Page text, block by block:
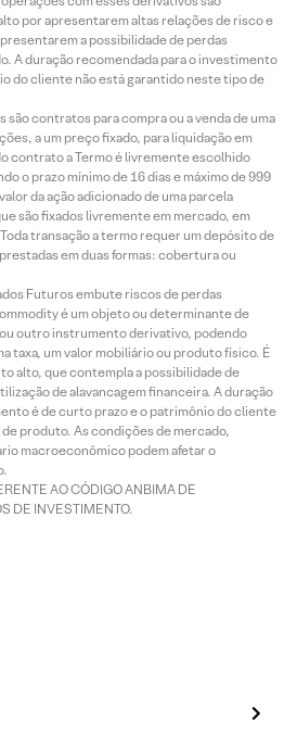
por apresentarem altas relações de risco e
a possibilidade de perdas
A duração recomendada para o investimento
do cliente não está garantido neste tipo de
contratos para compra ou a venda de uma
a um preço fixado, para liquidação em
contrato a Termo é livremente escolhido
o prazo mínimo de 16 dias e máximo de 999
da ação adicionado de uma parcela
são fixados livremente em mercado, em
transação a termo requer um depósito de
em duas formas: cobertura ou
Futuros embute riscos de perdas
é um objeto ou determinante de
outro instrumento derivativo, podendo
taxa, um valor mobiliário ou produto físico. É
alto, que contempla a possibilidade de
de alavancagem financeira. A duração
é de curto prazo e o patrimônio do cliente
produto. As condições de mercado,
macroeconômico podem afetar o
AO CÓDIGO ANBIMA DE
DE INVESTIMENTO.